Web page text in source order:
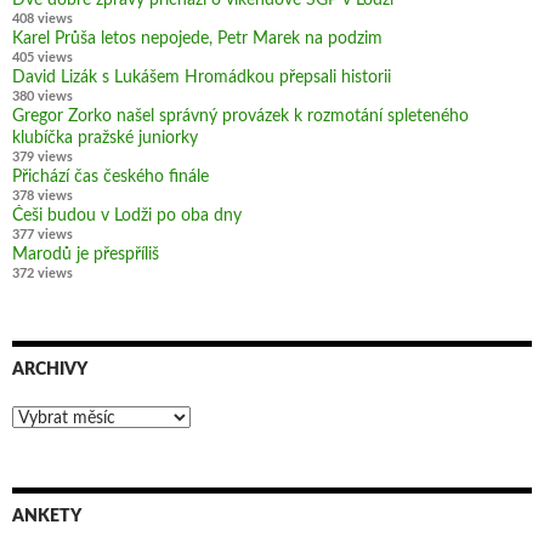
408 views
Karel Průša letos nepojede, Petr Marek na podzim
405 views
David Lizák s Lukášem Hromádkou přepsali historii
380 views
Gregor Zorko našel správný provázek k rozmotání spleteného
klubíčka pražské juniorky
379 views
Přichází čas českého finále
378 views
Češi budou v Lodži po oba dny
377 views
Marodů je přespříliš
372 views
ARCHIVY
Archivy
ANKETY